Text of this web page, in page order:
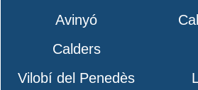
Avinyó
Calders
Vilobí del Penedès